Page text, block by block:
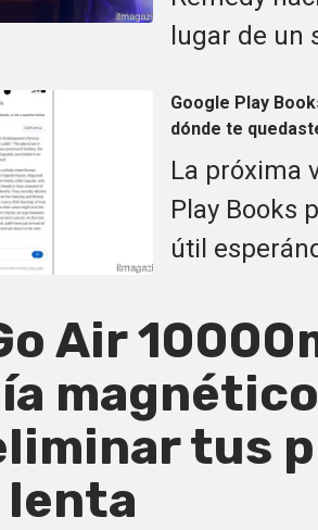
lugar de un
Google Play
dónde te
La próxima
Play Books
útil
Air
tus
lenta